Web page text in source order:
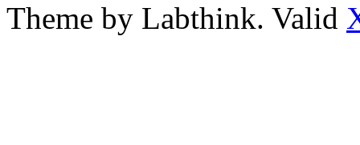
Theme by Labthink. Valid